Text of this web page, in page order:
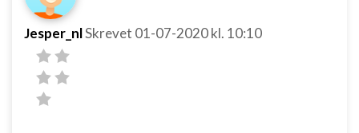
Jesper_nlSkrevet 01-07-2020kl. 10:10